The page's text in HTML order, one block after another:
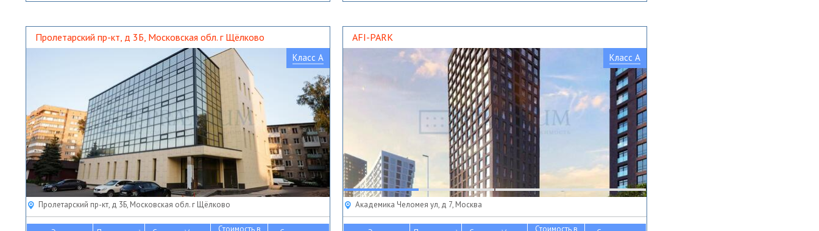
Пролетарский пр-кт, д 3Б, Московская обл. г Щёлково
Класс A
Пролетарский пр-кт, д 3Б, Московская обл. г Щёлково
Стоимость в
AFI-PARK
Класс A
Академика Челомея ул, д 7, Москва
Стоимость в